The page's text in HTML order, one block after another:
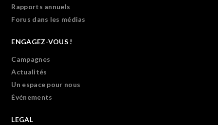
Rapports annuels
Forus dans les médias
ENGAGEZ-VOUS !
Campagnes
Actualités
Un espace pour nous
Événements
LEGAL